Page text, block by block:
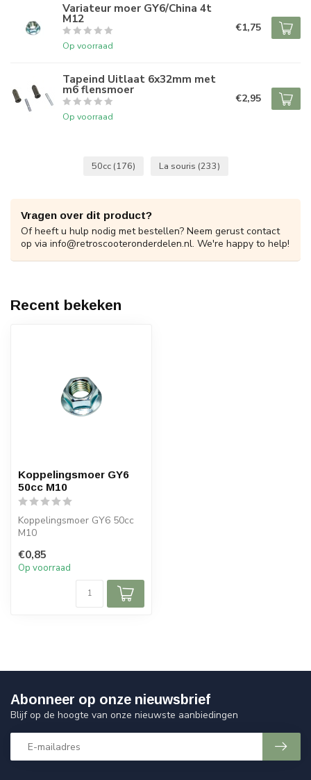
Variateur moer GY6/China 4t
M12
Op voorraad
€1,75
Tapeind Uitlaat 6x32mm met
m6 flensmoer
Op voorraad
€2,95
50cc (176) La souris (233)
Vragen over dit product?
Of heeft u hulp nodig met bestellen? Neem gerust contact
op via info@retroscooteronderdelen.nl. We're happy to help!
Recent bekeken
Koppelingsmoer GY6
50cc M10
Koppelingsmoer GY6 50cc
M10
€0,85
Op voorraad
Abonneer op onze nieuwsbrief
Blijf op de hoogte van onze nieuwste aanbiedingen